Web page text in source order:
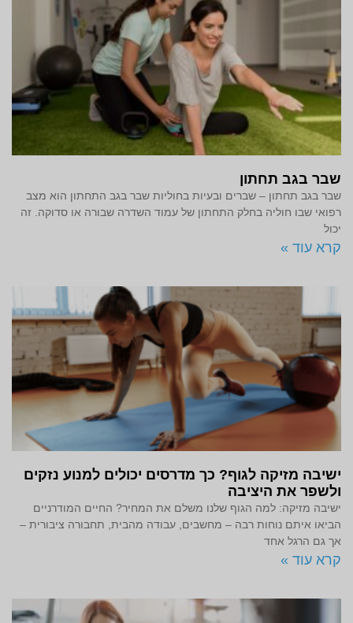
שבר בגב תחתון
שבר בגב תחתון – שברים ובעיות בחוליות שבר בגב התחתון הוא מצב
רפואי שבו חוליה בחלק התחתון של עמוד השדרה שבורה או סדוקה. זה
יכול
קרא עוד »
ישיבה מזיקה לגוף? כך מדרסים יכולים למנוע נזקים
ולשפר את היציבה
ישיבה מזיקה: למה הגוף שלנו משלם את המחיר? החיים המודרניים
הביאו איתם נוחות רבה – מחשבים, עבודה מהבית, תחבורה ציבורית –
אך גם הרגל אחד
קרא עוד »